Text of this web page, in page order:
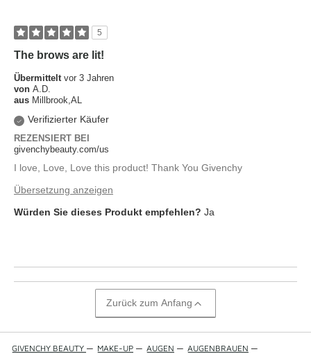
5
The brows are lit!
Übermittelt vor 3 Jahren
von A.D.
aus Millbrook,AL
Verifizierter Käufer
REZENSIERT BEI
givenchybeauty.com/us
I love, Love, Love this product! Thank You Givenchy
Übersetzung anzeigen
Würden Sie dieses Produkt empfehlen? Ja
Zurück zum Anfang
GIVENCHY BEAUTY — MAKE-UP — AUGEN — AUGENBRAUEN —